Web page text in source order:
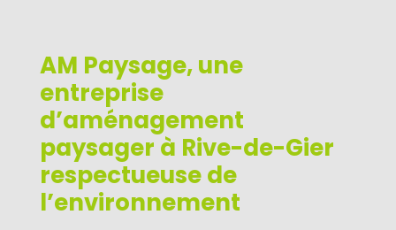
AM Paysage, une
entreprise
d’aménagement
paysager à Rive-de-Gier
respectueuse de
l’environnement